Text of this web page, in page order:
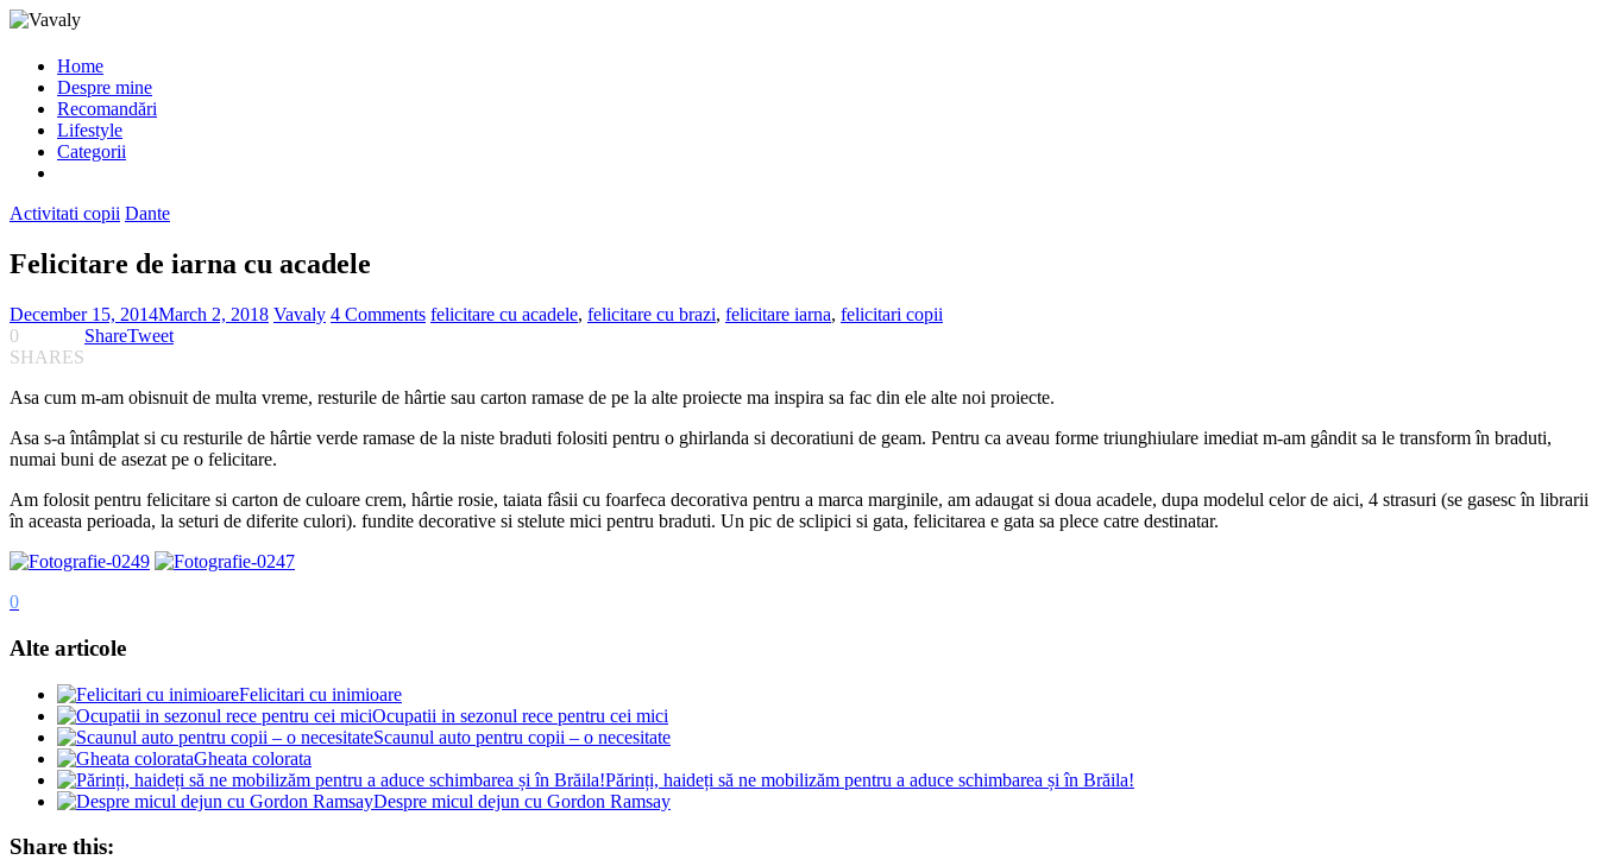
Home
Despre mine
Recomandări
Lifestyle
Categorii
Activitati copii Dante
Felicitare de iarna cu acadele
December 15, 2014March 2, 2018 Vavaly 4 Comments felicitare cu acadele, felicitare cu brazi, felicitare iarna, felicitari copii
0
SHARES
ShareTweet
Asa cum m-am obisnuit de multa vreme, resturile de hârtie sau carton ramase de pe la alte proiecte ma inspira sa fac din ele alte noi proiecte.
Asa s-a întâmplat si cu resturile de hârtie verde ramase de la niste braduti folositi pentru o ghirlanda si decoratiuni de geam. Pentru ca aveau forme triunghiulare imediat m-am gândit sa le transform în braduti,
numai buni de asezat pe o felicitare.
Am folosit pentru felicitare si carton de culoare crem, hârtie rosie, taiata fâsii cu foarfeca decorativa pentru a marca marginile, am adaugat si doua acadele, dupa modelul celor de aici, 4 strasuri (se gasesc în librarii
în aceasta perioada, la seturi de diferite culori). fundite decorative si stelute mici pentru braduti. Un pic de sclipici si gata, felicitarea e gata sa plece catre destinatar.
0
Alte articole
Felicitari cu inimioare
Ocupatii in sezonul rece pentru cei mici
Scaunul auto pentru copii – o necesitate
Gheata colorata
Părinți, haideți să ne mobilizăm pentru a aduce schimbarea și în Brăila!
Despre micul dejun cu Gordon Ramsay
Share this: